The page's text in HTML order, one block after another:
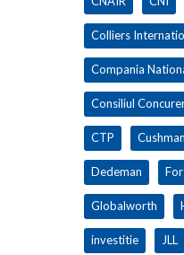
Colliers
Compania
Consiliul
CTP
Dedeman
Globalworth
investitie JLL